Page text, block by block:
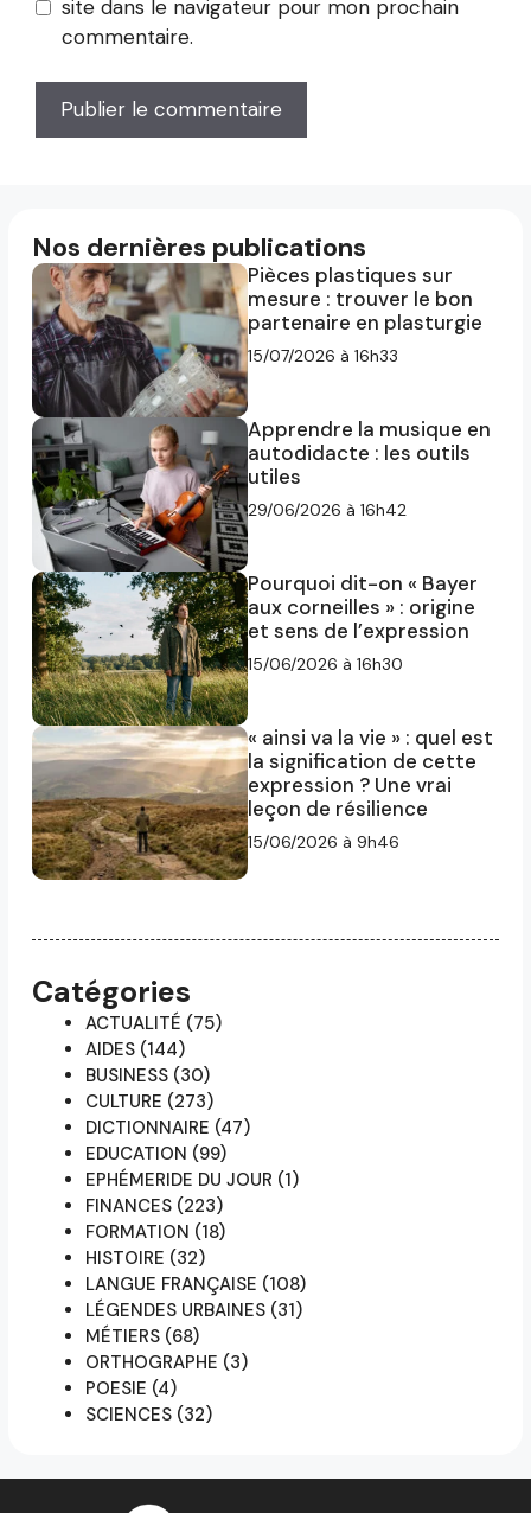
site dans le navigateur pour mon prochain
commentaire.
Nos dernières publications
Pièces plastiques sur
mesure : trouver le bon
partenaire en plasturgie
15/07/2026 à 16h33
Apprendre la musique en
autodidacte : les outils
utiles
29/06/2026 à 16h42
Pourquoi dit-on « Bayer
aux corneilles » : origine
et sens de l’expression
15/06/2026 à 16h30
« ainsi va la vie » : quel est
la signification de cette
expression ? Une vrai
leçon de résilience
15/06/2026 à 9h46
Catégories
ACTUALITÉ (75)
AIDES (144)
BUSINESS (30)
CULTURE (273)
DICTIONNAIRE (47)
EDUCATION (99)
EPHÉMERIDE DU JOUR (1)
FINANCES (223)
FORMATION (18)
HISTOIRE (32)
LANGUE FRANÇAISE (108)
LÉGENDES URBAINES (31)
MÉTIERS (68)
ORTHOGRAPHE (3)
POESIE (4)
SCIENCES (32)